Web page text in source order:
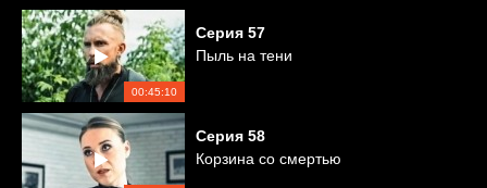
00:45:10
Серия 57
Пыль на тени
Серия 58
Корзина со смертью